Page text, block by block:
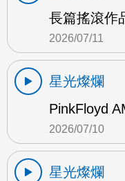
長篇搖滾作
2026/07/11
星光燦爛
PinkFloyd
2026/07/10
星光燦爛